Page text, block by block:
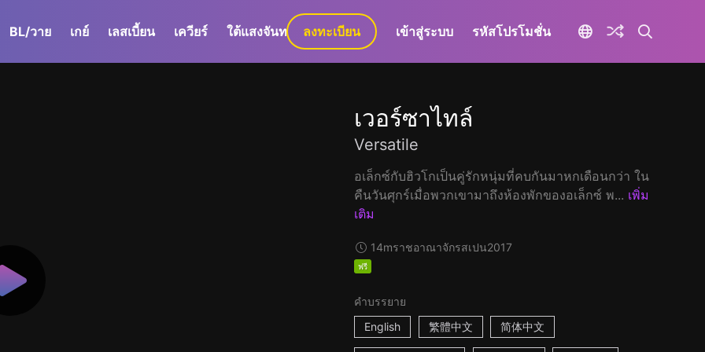
BL/วาย เกย์ เลสเบี้ยน เควียร์ ใต้แสงจันทร์ GaLa+
ลงทะเบียน เข้าสู่ระบบ รหัสโปรโมชั่น
เวอร์ซาไทล์
Versatile
อเล็กซ์กับฮิวโกเป็นคู่รักหนุ่มที่คบกันมาหกเดือนกว่า ใน
คืนวันศุกร์เมื่อพวกเขามาถึงห้องพักของอเล็กซ์ พ... เพิ่ม
เติม
14mราชอาณาจักรสเปน2017
ฟรี
คำบรรยาย
English
繁體中文 简体中文